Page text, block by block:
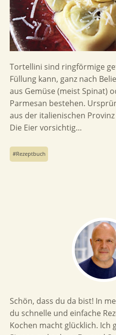
Tortellini sind ringförmige
Füllung kann, ganz nach
aus Gemüse (meist Spinat)
Parmesan bestehen.
aus der italienischen Provinz
Die Eier vorsichtig…
Rezeptbuch
Schön, dass du da bist! In
du schnelle und einfache
Kochen macht glücklich. Ich